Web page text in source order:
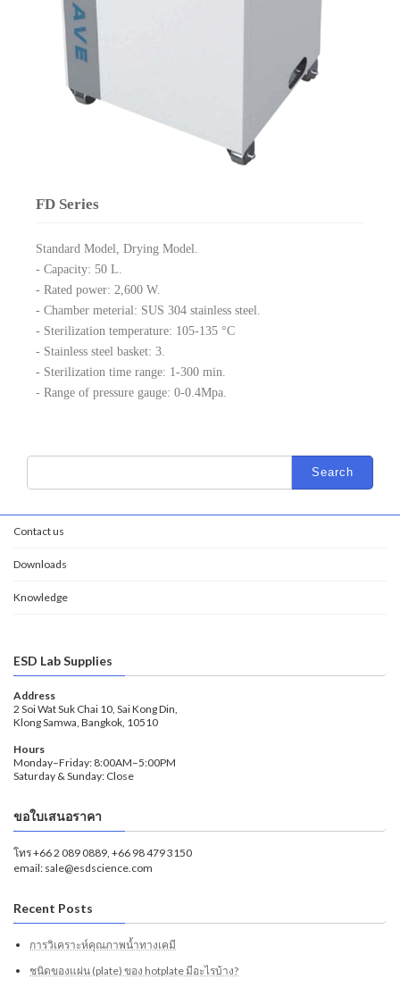
FD Series
Standard Model, Drying Model.
- Capacity: 50 L.
- Rated power: 2,600 W.
- Chamber meterial: SUS 304 stainless steel.
- Sterilization temperature: 105-135 °C
- Stainless steel basket: 3.
- Sterilization time range: 1-300 min.
- Range of pressure gauge: 0-0.4Mpa.
Contact us
Downloads
Knowledge
ESD Lab Supplies
Address
2 Soi Wat Suk Chai 10, Sai Kong Din,
Klong Samwa, Bangkok, 10510
Hours
Monday–Friday: 8:00AM–5:00PM
Saturday & Sunday: Close
ขอใบเสนอราคา
โทร +66 2 089 0889, +66 98 479 3150
email: sale@esdscience.com
Recent Posts
การวิเคราะห์คุณภาพน้ำทางเคมี
ชนิดของแผ่น (plate) ของ hotplate มีอะไรบ้าง?